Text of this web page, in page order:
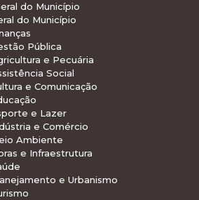
do Município
do Município
Pública
e Pecuária
Social
e Comunicação
e Lazer
e Comércio
Ambiente
e Infraestrutura
e Urbanismo